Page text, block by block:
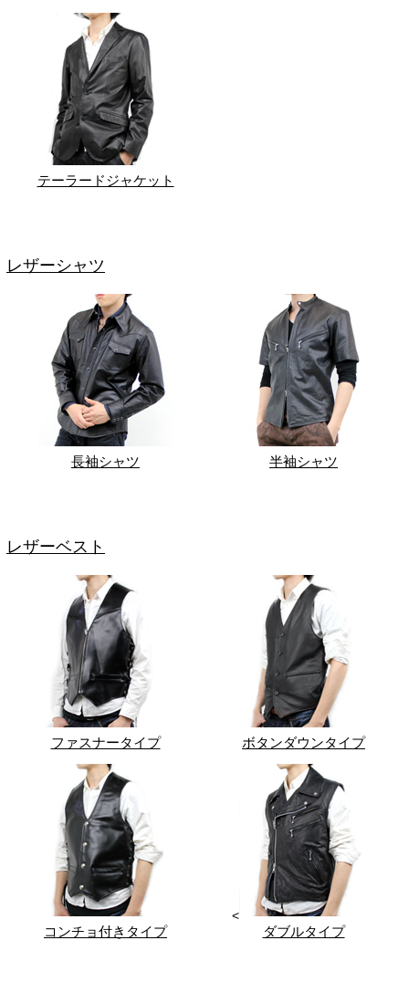
テーラードジャケット
レザーシャツ
長袖シャツ 半袖シャツ
レザーベスト
ファスナータイプ ボタンダウンタイプ
コンチョ付きタイプ
<
ダブルタイプ